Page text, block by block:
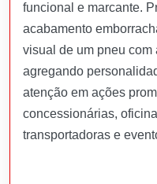
funcional e marcante.
acabamento
visual de um pneu
agregando
atenção em ações
concessionárias,
transportadoras e